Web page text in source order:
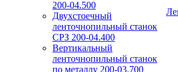
200-04.500
Двухстоечный
ленточнопильный станок
СРЗ 200-04.400
Вертикальный
ленточнопильный станок
по металлу 200-03.700